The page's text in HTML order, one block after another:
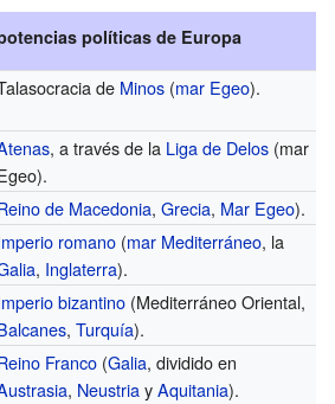
políticas de Europa
de Minos(mar Egeo).
, a través de la Liga de Delos(mar
de Macedonia, Grecia, Mar Egeo).
romano(mar Mediterráneo, la
, Inglaterra).
bizantino(Mediterráneo Oriental,
, Turquía).
Franco(Galia, dividido en
, NeustriayAquitania).